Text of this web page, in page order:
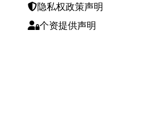
隐私权政策声明
个资提供声明